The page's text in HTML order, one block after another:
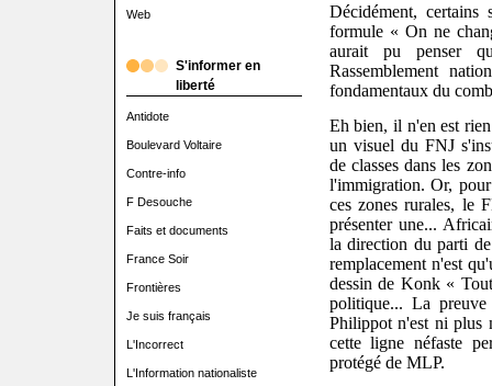
Web
S'informer en
liberté
Antidote
Boulevard Voltaire
Contre-info
F Desouche
Faits et documents
France Soir
Frontières
Je suis français
L'Incorrect
L'Information nationaliste
Décidément,
formule « On ne
aurait pu penser
Rassemblement
fondamentaux du
Eh bien, il n'en est
un visuel du FNJ
de classes dans les
l'immigration. Or,
ces zones rurales, le
présenter une...
la direction du parti
remplacement n'est
dessin de Konk «
politique... La
Philippot n'est ni plus
cette ligne néfaste
protégé de MLP.